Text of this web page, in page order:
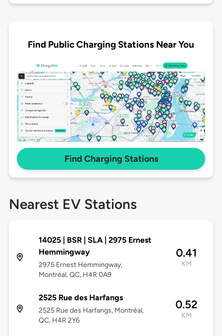
Find Public Charging Stations Near You
Find Charging Stations
Nearest EV Stations
14025 | BSR | SLA | 2975 Ernest
Hemmingway
2975 Ernest Hemmingway,
Montréal, QC, H4R 0A9
0.41
KM
2525 Rue des Harfangs
2525 Rue des Harfangs, Montréal,
QC, H4R 2Y6
0.52
KM